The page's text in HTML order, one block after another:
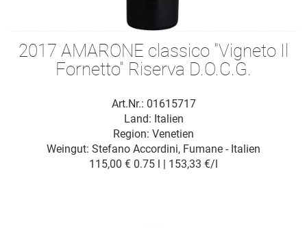
2017 AMARONE classico "Vigneto Il
Fornetto" Riserva D.O.C.G.
Art.Nr.: 01615717
Land: Italien
Weingut: Stefano Accordini, Fumane - Italien
Region: Venetien
115,00 € 0.75 l | 153,33 €/l